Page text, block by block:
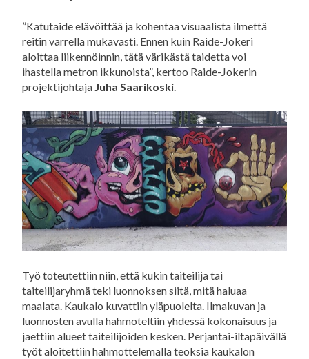
”Katutaide elävöittää ja kohentaa visuaalista ilmettä
reitin varrella mukavasti. Ennen kuin Raide-Jokeri
aloittaa liikennöinnin, tätä värikästä taidetta voi
ihastella metron ikkunoista”, kertoo Raide-Jokerin
projektijohtaja Juha Saarikoski
Työ toteutettiin niin, että kukin taiteilija tai
taiteilijaryhmä teki luonnoksen siitä, mitä haluaa
maalata. Kaukalo kuvattiin yläpuolelta. Ilmakuvan ja
luonnosten avulla hahmoteltiin yhdessä kokonaisuus ja
jaettiin alueet taiteilijoiden kesken. Perjantai-iltapäivällä
työt aloitettiin hahmottelemalla teoksia kaukalon